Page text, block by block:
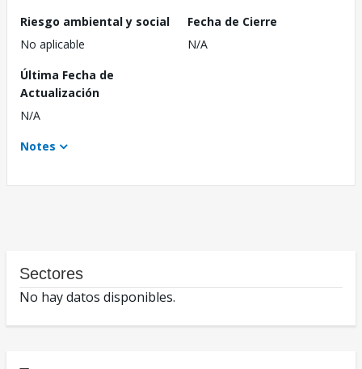
Riesgo ambiental y social
No aplicable
Fecha de Cierre
N/A
Última Fecha de
Actualización
N/A
Notes
Sectores
No hay datos disponibles.